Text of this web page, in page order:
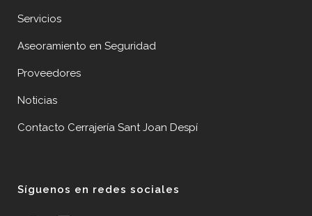
Servicios
Aseoramiento en Seguridad
Proveedores
Noticias
Contacto Cerrajería Sant Joan Despí
Síguenos en redes sociales